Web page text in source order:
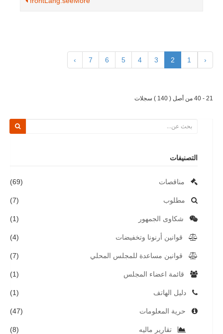
‹
1
2
3
4
5
6
7
›
21 - 40 من أصل ( 140 ) سجلات
التصنيفات
مناقصات (69)
مطلوب (7)
شكاوى الجمهور (1)
قوانين أرنونا وتخفيضات (4)
قوانين مساعدة للمجلس المحلي (7)
قائمة اعضاء المجلس (1)
دليل الهاتف (1)
حرية المعلومات (47)
تقارير ماليه (8)